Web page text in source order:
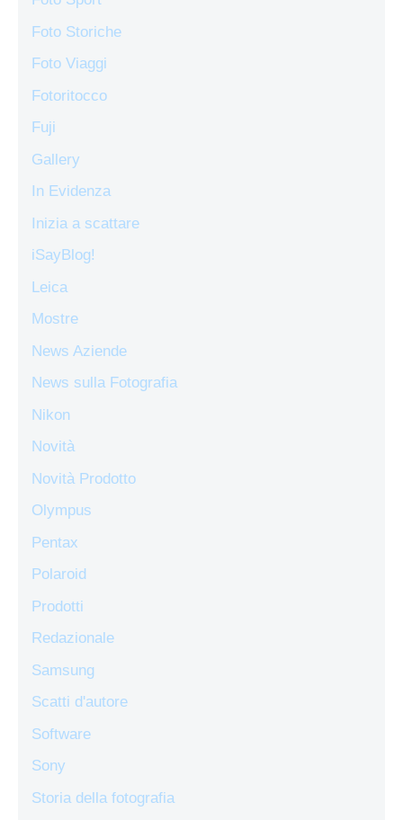
Foto Storiche
Foto Viaggi
Fotoritocco
Fuji
Gallery
In Evidenza
Inizia a scattare
iSayBlog!
Leica
Mostre
News Aziende
News sulla Fotografia
Nikon
Novità
Novità Prodotto
Olympus
Pentax
Polaroid
Prodotti
Redazionale
Samsung
Scatti d'autore
Software
Sony
Storia della fotografia